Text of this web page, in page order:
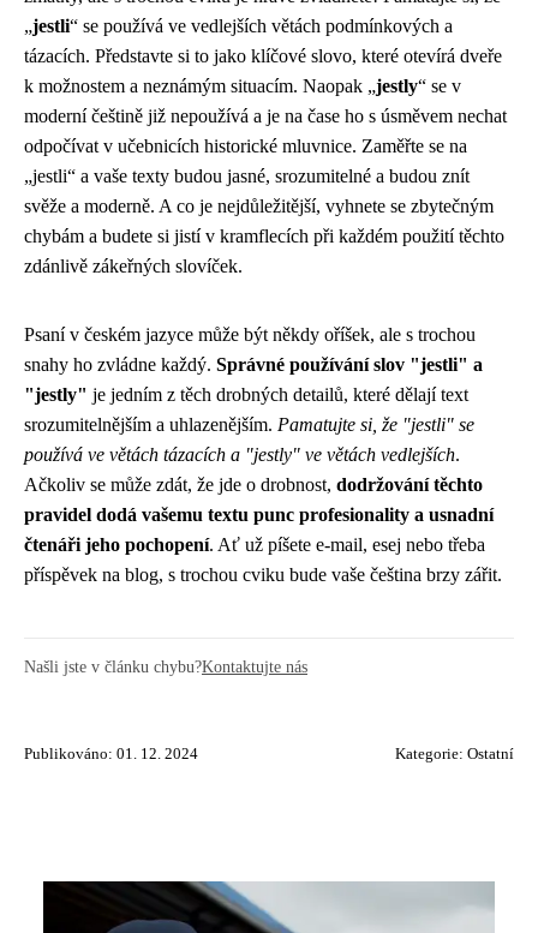
„jestli“ se používá ve vedlejších větách podmínkových a
tázacích. Představte si to jako klíčové slovo, které otevírá dveře
k možnostem a neznámým situacím. Naopak „jestly“ se v
moderní češtině již nepoužívá a je na čase ho s úsměvem nechat
odpočívat v učebnicích historické mluvnice. Zaměřte se na
„jestli“ a vaše texty budou jasné, srozumitelné a budou znít
svěže a moderně. A co je nejdůležitější, vyhnete se zbytečným
chybám a budete si jistí v kramflecích při každém použití těchto
zdánlivě zákeřných slovíček.
Psaní v českém jazyce může být někdy oříšek, ale s trochou
snahy ho zvládne každý. Správné používání slov "jestli" a
"jestly" je jedním z těch drobných detailů, které dělají text
srozumitelnějším a uhlazenějším. Pamatujte si, že "jestli" se
používá ve větách tázacích a "jestly" ve větách vedlejších.
Ačkoliv se může zdát, že jde o drobnost, dodržování těchto
pravidel dodá vašemu textu punc profesionality a usnadní
čtenáři jeho pochopení. Ať už píšete e-mail, esej nebo třeba
příspěvek na blog, s trochou cviku bude vaše čeština brzy zářit.
Našli jste v článku chybu?Kontaktujte nás
Publikováno: 01. 12. 2024 Kategorie: Ostatní